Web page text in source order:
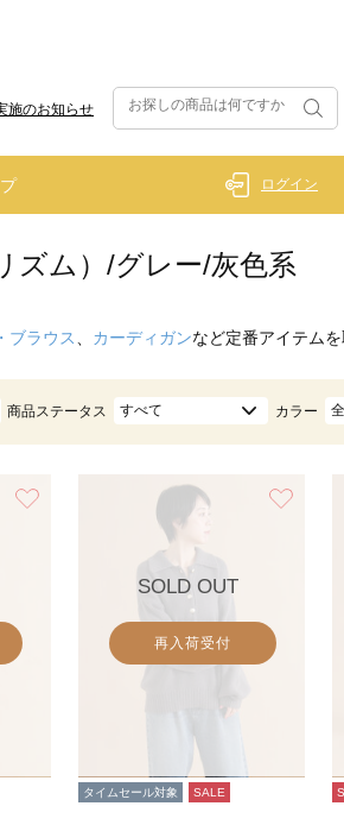
施のお知らせ
ログイン
ズム）/グレー/灰色系
ブラウス カーディガンなど定番アイテムを
商品ステータス すべて カラー
SOLD OUT
再入荷受付
タイムセール対象 SALE